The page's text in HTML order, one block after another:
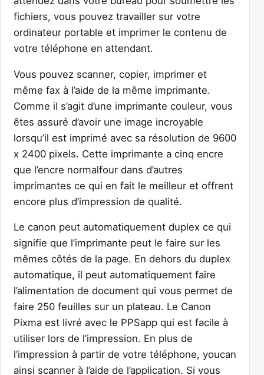
fichiers, vous pouvez travailler sur votre
ordinateur portable et imprimer le contenu de
votre téléphone en attendant.
Vous pouvez scanner, copier, imprimer et
même fax à l’aide de la même imprimante.
Comme il s’agit d’une imprimante couleur, vous
êtes assuré d’avoir une image incroyable
lorsqu’il est imprimé avec sa résolution de 9600
x 2400 pixels. Cette imprimante a cinq encre
que l’encre normalfour dans d’autres
imprimantes ce qui en fait le meilleur et offrent
encore plus d’impression de qualité.
Le canon peut automatiquement duplex ce qui
signifie que l’imprimante peut le faire sur les
mêmes côtés de la page. En dehors du duplex
automatique, il peut automatiquement faire
l’alimentation de document qui vous permet de
faire 250 feuilles sur un plateau. Le Canon
Pixma est livré avec le PPSapp qui est facile à
utiliser lors de l’impression. En plus de
l’impression à partir de votre téléphone, youcan
ainsi scanner à l’aide de l’application. Si vous